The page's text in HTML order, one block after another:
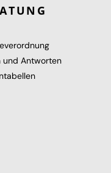
und Antworten